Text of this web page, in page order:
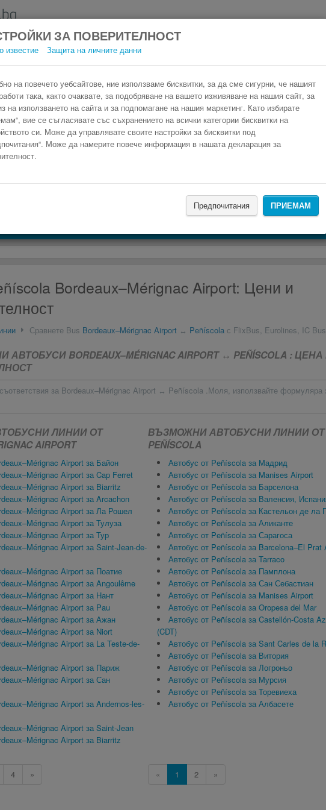
ЗА ПОВЕРИТЕЛНОСТ
известие Защита на личните данни
на повечето уебсайтове, ние използваме бисквитки, за да сме сигурни, че нашият
така, както очаквате, за подобряване на вашето изживяване на нашия сайт, за
на използването на сайта и за подпомагане на нашия маркетинг. Като избирате
вие се съгласявате със съхранението на всички категории бисквитки на
си. Може да управлявате своите настройки за бисквитки под
Може да намерите повече информация в нашата декларация за
Предпочитания ПРИЕМАМ
Автобус Bordeaux–Mérignac Airport Peñíscola
Търсене на настаняване с Booking.com
Bordeaux–Mérignac Airport: Цени и
Сравнете Bus Bordeaux–Mérignac Airport ↔ Peñíscola с FlixBus, Eurolines, IC
BORDEAUX–MÉRIGNAC AIRPORT ↔ PEÑÍSCOLA :
за Bordeaux–Mérignac Airport ↔ Peñíscola .Моля, използвайте формуляра
ЛИНИИ ОТ
AIRPORT
Airport за Байон
Airport за Cap Ferret
Airport за Biarritz
Airport за Arcachon
Airport за Ла Рошел
Airport за Тулуза
Airport за Тур
Airport за Saint-Jean-de-
Airport за Поатие
Airport за Angoulême
Airport за Нант
Airport за Pau
Airport за Ажан
Airport за Niort
Airport за La Teste-de-
Airport за Париж
Airport за Сан
Airport за Andernos-les-
Airport за Saint-Jean
Airport за Biarritz
4 »
ВЪЗМОЖНИ АВТОБУСНИ ЛИНИИ ОТ
PEÑÍSCOLA
Автобус от Peñíscola за Мадрид
Автобус от Peñíscola за Manises Airport
Автобус от Peñíscola за Барселона
Автобус от Peñíscola за Валенсия,
Автобус от Peñíscola за Кастельон де ла
Автобус от Peñíscola за Аликанте
Автобус от Peñíscola за Сарагоса
Автобус от Peñíscola за Barcelona–El Prat
Автобус от Peñíscola за Tarraco
Автобус от Peñíscola за Памплона
Автобус от Peñíscola за Сан Себастиан
Автобус от Peñíscola за Manises Airport
Автобус от Peñíscola за Oropesa del Mar
Автобус от Peñíscola за Castellón-Costa
(CDT)
Автобус от Peñíscola за Sant Carles de la
Автобус от Peñíscola за Витория
Автобус от Peñíscola за Логроньо
Автобус от Peñíscola за Мурсия
Автобус от Peñíscola за Торевиеха
Автобус от Peñíscola за Албасете
« 1 2 »